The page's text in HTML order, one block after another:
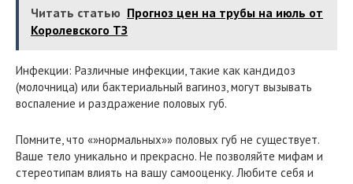
Читать статью Прогноз цен на трубы на июль от
Королевского ТЗ
Инфекции: Различные инфекции, такие как кандидоз
(молочница) или бактериальный вагиноз, могут вызывать
воспаление и раздражение половых губ.
Помните, что «»нормальных»» половых губ не существует.
Ваше тело уникально и прекрасно. Не позволяйте мифам и
стереотипам влиять на вашу самооценку. Любите себя и